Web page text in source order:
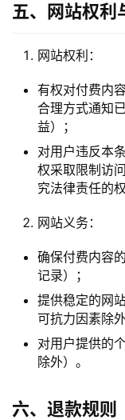
服
项
源
码
常
接
登录
五、网站权利
网站权利：
有权对付费内
合理方式通知
益）；
对用户违反本
权采取限制访
究法律责任的权
网站义务：
确保付费内容
记录）；
提供稳定的网
可抗力因素除外
对用户提供的
除外）。
六、退款规则